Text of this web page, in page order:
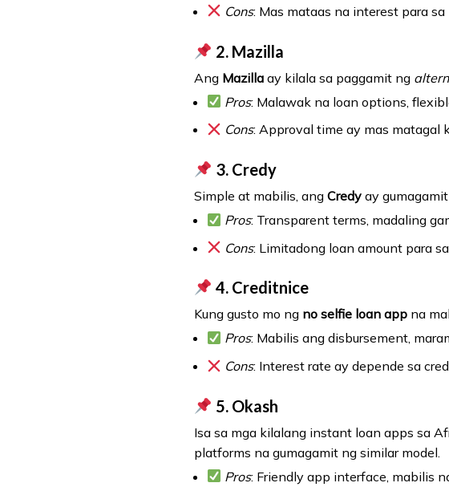
Cons: Mas mataas na interest para
2. Mazilla
Ang Mazilla ay kilala sa paggamit ng
Pros: Malawak na loan options,
Cons: Approval time ay mas matagal
3. Credy
Simple at mabilis, ang Credy ay
Pros: Transparent terms, madaling
Cons: Limitadong loan amount para
4. Creditnice
Kung gusto mo ng no selfie loan app na
Pros: Mabilis ang disbursement,
Cons: Interest rate ay depende sa
5. Okash
Isa sa mga kilalang instant loan apps sa
platforms na gumagamit ng similar model.
Pros: Friendly app interface, mabilis